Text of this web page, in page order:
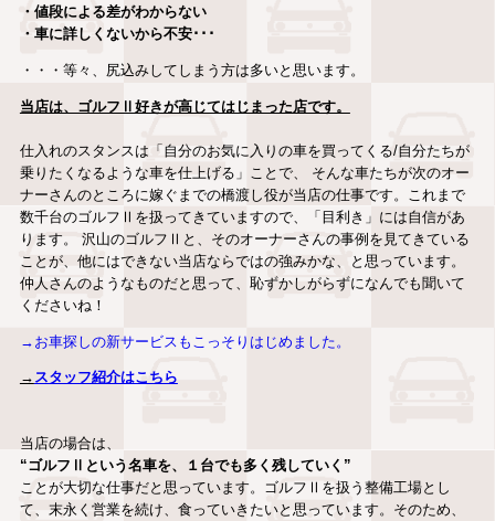
・値段による差がわからない
・車に詳しくないから不安･･･
・・・等々、尻込みしてしまう方は多いと思います。
当店は、ゴルフⅡ好きが高じてはじまった店です。
仕入れのスタンスは「自分のお気に入りの車を買ってくる/自分たちが
乗りたくなるような車を仕上げる」ことで、 そんな車たちが次のオー
ナーさんのところに嫁ぐまでの橋渡し役が当店の仕事です。これまで
数千台のゴルフⅡを扱ってきていますので、「目利き」には自信があ
ります。 沢山のゴルフⅡと、そのオーナーさんの事例を見てきている
ことが、他にはできない当店ならではの強みかな、と思っています。
仲人さんのようなものだと思って、恥ずかしがらずになんでも聞いて
くださいね！
→お車探しの新サービスもこっそりはじめました。
→ スタッフ紹介はこちら
当店の場合は、
“ゴルフⅡという名車を、１台でも多く残していく”
ことが大切な仕事だと思っています。ゴルフⅡを扱う整備工場とし
て、末永く営業を続け、食っていきたいと思っています。そのため、